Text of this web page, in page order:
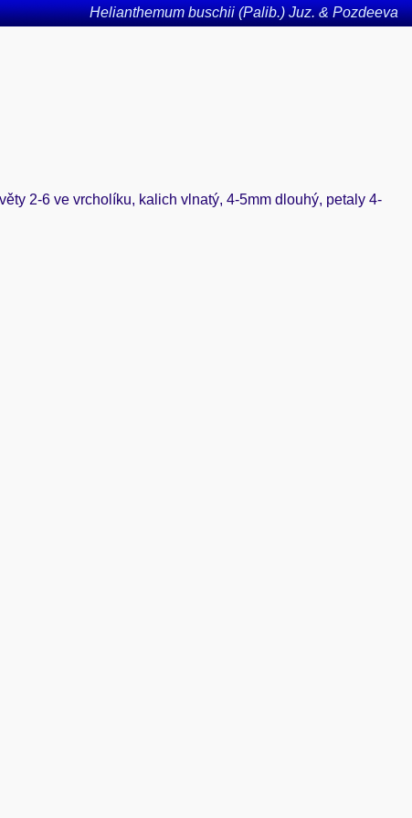
Helianthemum buschii (Palib.) Juz. & Pozdeeva
2-6 ve vrcholíku, kalich vlnatý, 4-5mm dlouhý, petaly 4-